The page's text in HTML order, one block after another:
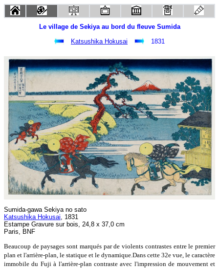
Le village de Sekiya au bord du fleuve Sumida
Katsushika Hokusai
1831
Sumida-gawa Sekiya no sato
Katsushika Hokusai, 1831
Estampe Gravure sur bois, 24,8 x 37,0 cm
Paris, BNF
Beaucoup de paysages sont marqués par de violents contrastes entre le premier
plan et l'arrière-plan, le statique et le dynamique.Dans cette 32e vue, le caractère
immobile du Fuji à l'arrière-plan contraste avec l'impression de mouvement et